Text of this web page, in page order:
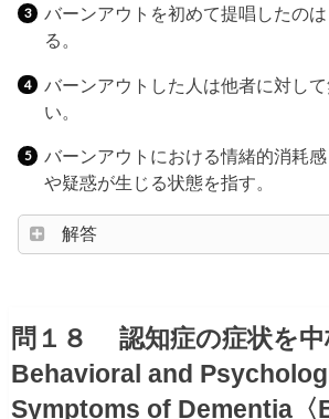
バーンアウトを初めて提唱したの
る。
バーンアウトした人は他者に対し
い。
バーンアウトにおける情緒的消耗
や疑惑が生じる状態を指す。
解答
問１８ 認知症の症状を中
Behavioral and
Symptoms of Dementia〈